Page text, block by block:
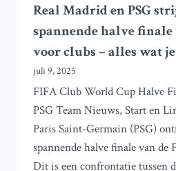
Real Madrid en PSG
spannende halve
voor clubs – alles wat
juli 9, 2025
FIFA Club World Cup Halve
PSG Team Nieuws, Start en
Paris Saint-Germain (PSG)
spannende halve finale van
Dit is een confrontatie tussen